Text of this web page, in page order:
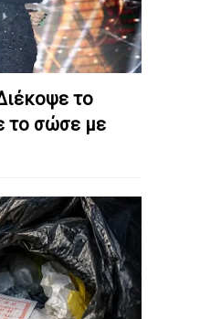
το
το σώσε με